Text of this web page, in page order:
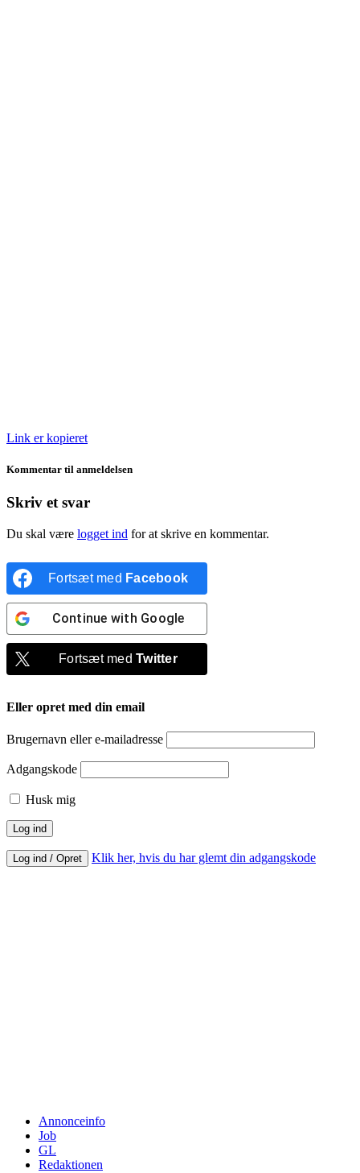
Link er kopieret
Kommentar til anmeldelsen
Skriv et svar
Du skal være logget ind for at skrive en kommentar.
Fortsæt med Facebook
Continue with Google
Fortsæt medTwitter
Eller opret med din email
Brugernavn eller e-mailadresse
Adgangskode
Husk mig
Log ind / Opret Klik her, hvis du har glemt din adgangskode
Annonceinfo
Job
GL
Redaktionen